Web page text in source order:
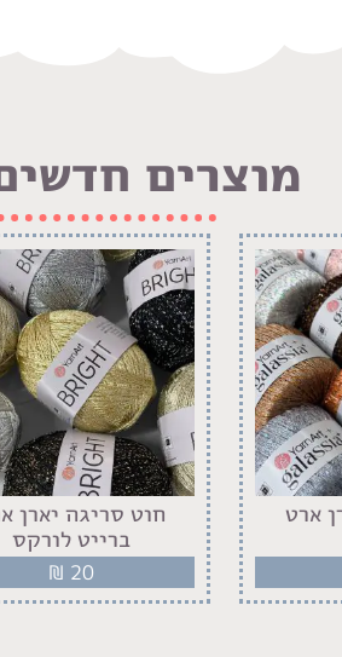
מוצרים
ארט
חוט סריגה יארן
ברייט לורקס
₪ 20